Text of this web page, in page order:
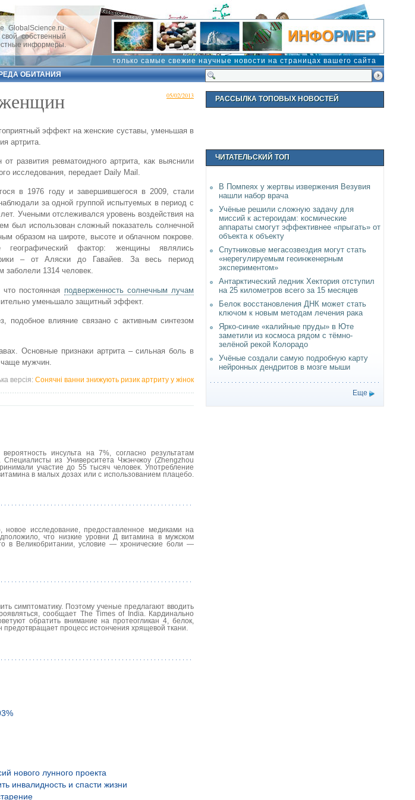
GlobalScience.ru.
собственный
информеры.
только самые свежие научные новости на страницах вашего сайта
ОБИТАНИЯ
05/02/2013
женщин
эффект на женские суставы, уменьшая в
артрита.
развития ревматоидного артрита, как выяснили
исследования, передает Daily Mail.
в 1976 году и завершившегося в 2009, стали
за одной группой испытуемых в период с
Учеными отслеживался уровень воздействия на
был использован сложный показатель солнечной
образом на широте, высоте и облачном покрове.
фактор: женщины являлись
– от Аляски до Гавайев. За весь период
заболели 1314 человек.
постоянная подверженность солнечным лучам
уменьшало защитный эффект.
подобное влияние связано с активным синтезом
Основные признаки артрита – сильная боль в
мужчин.
версія: Сонячні ванни знижують ризик артриту у жінок
инсульта на 7%, согласно результатам
из Университета Чжэнчжоу (Zhengzhou
участие до 55 тысяч человек. Употребление
в малых дозах или с использованием плацебо.
исследование, предоставленное медиками на
что низкие уровни Д витамина в мужском
в Великобритании, условие — хронические боли —
симптоматику. Поэтому ученые предлагают вводить
сообщает The Times of India. Кардинально
обратить внимание на протеогликан 4, белок,
процесс истончения хрящевой ткани.
нового лунного проекта
инвалидность и спасти жизни
РАССЫЛКА ТОПОВЫХ НОВОСТЕЙ
ЧИТАТЕЛЬСКИЙ ТОП
В Помпеях у жертвы извержения Везувия
нашли набор врача
Учёные решили сложную задачу для
миссий к астероидам: космические
аппараты смогут эффективнее «прыгать» от
объекта к объекту
Спутниковые мегасозвездия могут стать
«нерегулируемым геоинженерным
экспериментом»
Антарктический ледник Хектория отступил
на 25 километров всего за 15 месяцев
Белок восстановления ДНК может стать
ключом к новым методам лечения рака
Ярко-синие «калийные пруды» в Юте
заметили из космоса рядом с тёмно-
зелёной рекой Колорадо
Учёные создали самую подробную карту
нейронных дендритов в мозге мыши
Еще